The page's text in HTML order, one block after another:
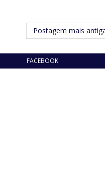
Postagem mais
FACEBOOK